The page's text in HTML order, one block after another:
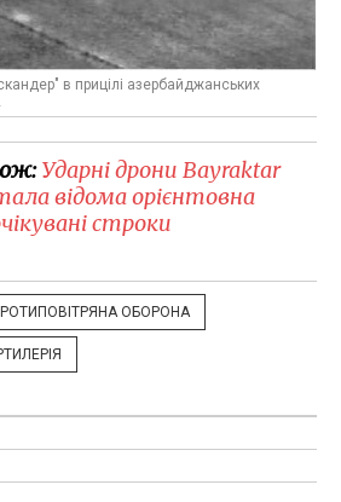
в прицілі азербайджанських
​Ударні дрони Bayraktar
відома орієнтовна
строки
ОБОРОНА